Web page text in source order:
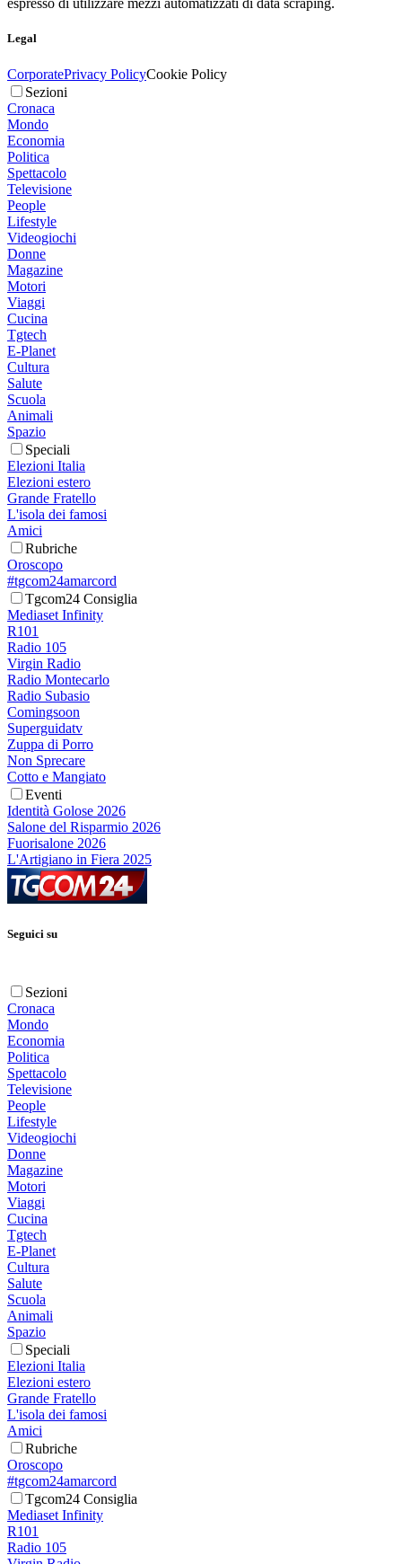
espresso di utilizzare mezzi automatizzati di data scraping.
Legal
CorporatePrivacy PolicyCookie Policy
Sezioni
Cronaca
Mondo
Economia
Politica
Spettacolo
Televisione
People
Lifestyle
Videogiochi
Donne
Magazine
Motori
Viaggi
Cucina
Tgtech
E-Planet
Cultura
Salute
Scuola
Animali
Spazio
Speciali
Elezioni Italia
Elezioni estero
Grande Fratello
L'isola dei famosi
Amici
Rubriche
Oroscopo
#tgcom24amarcord
Tgcom24 Consiglia
Mediaset Infinity
R101
Radio 105
Virgin Radio
Radio Montecarlo
Radio Subasio
Comingsoon
Superguidatv
Zuppa di Porro
Non Sprecare
Cotto e Mangiato
Eventi
Identità Golose 2026
Salone del Risparmio 2026
Fuorisalone 2026
L'Artigiano in Fiera 2025
Seguici su
Sezioni
Cronaca
Mondo
Economia
Politica
Spettacolo
Televisione
People
Lifestyle
Videogiochi
Donne
Magazine
Motori
Viaggi
Cucina
Tgtech
E-Planet
Cultura
Salute
Scuola
Animali
Spazio
Speciali
Elezioni Italia
Elezioni estero
Grande Fratello
L'isola dei famosi
Amici
Rubriche
Oroscopo
#tgcom24amarcord
Tgcom24 Consiglia
Mediaset Infinity
R101
Radio 105